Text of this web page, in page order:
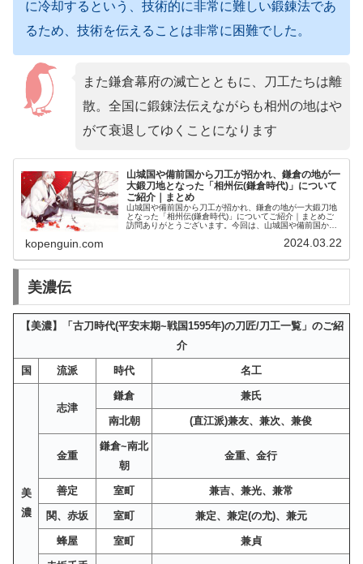
に冷却するという、技術的に非常に難しい鍛錬法であ
るため、技術を伝えることは非常に困難でした。
また鎌倉幕府の滅亡とともに、刀工たちは離
散。全国に鍛錬法伝えながらも相州の地はや
がて衰退してゆくことになります
山城国や備前国から刀工が招かれ、鎌倉の地が一
大鍛刀地となった「相州伝(鎌倉時代)」について
ご紹介｜まとめ
山城国や備前国から刀工が招かれ、鎌倉の地が一大鍛刀地
となった「相州伝(鎌倉時代)」についてご紹介｜まとめご
訪問ありがとうございます。今回は、山城国や備前国から
kopenguin.com 2024.03.22
美濃伝
【美濃】「古刀時代(平安末期~戦国1595年)の刀匠/刀工一覧」のご紹
介
国 流派 時代 名工
美
濃
志津
鎌倉 兼氏
南北朝 (直江派)兼友、兼次、兼俊
金重
鎌倉~南北
朝
金重、金行
善定 室町 兼吉、兼光、兼常
関、赤坂 室町 兼定、兼定(の尤)、兼元
蜂屋 室町 兼貞